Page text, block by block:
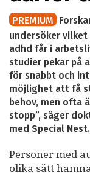
PREMIUM
undersöker
adhd får i
studier pekar på
för snabbt och
möjlighet att få
behov, men ofta
stopp”, säger
med Special Nest.
Personer med
olika sätt